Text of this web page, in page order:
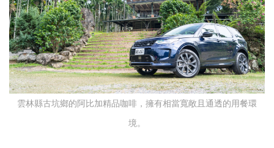
雲林縣古坑鄉的阿比加精品咖啡，擁有相當寬敞且通透的用餐環
境。